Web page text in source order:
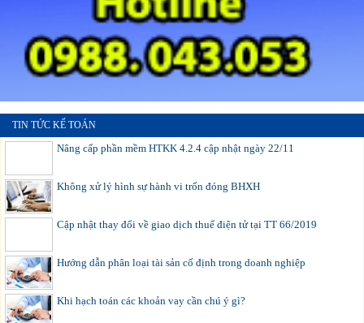
TIN TỨC KẾ TOÁN
Nâng cấp phần mềm HTKK 4.2.4 cập nhật ngày 22/11
Không xử lý hình sự hành vi trốn đóng BHXH
Cập nhật thay đổi về giao dịch thuế điện tử tại TT 66/2019
Hướng dẫn phân loại tài sản cố định trong doanh nghiệp
Khi hạch toán các khoản vay cần chú ý gì?